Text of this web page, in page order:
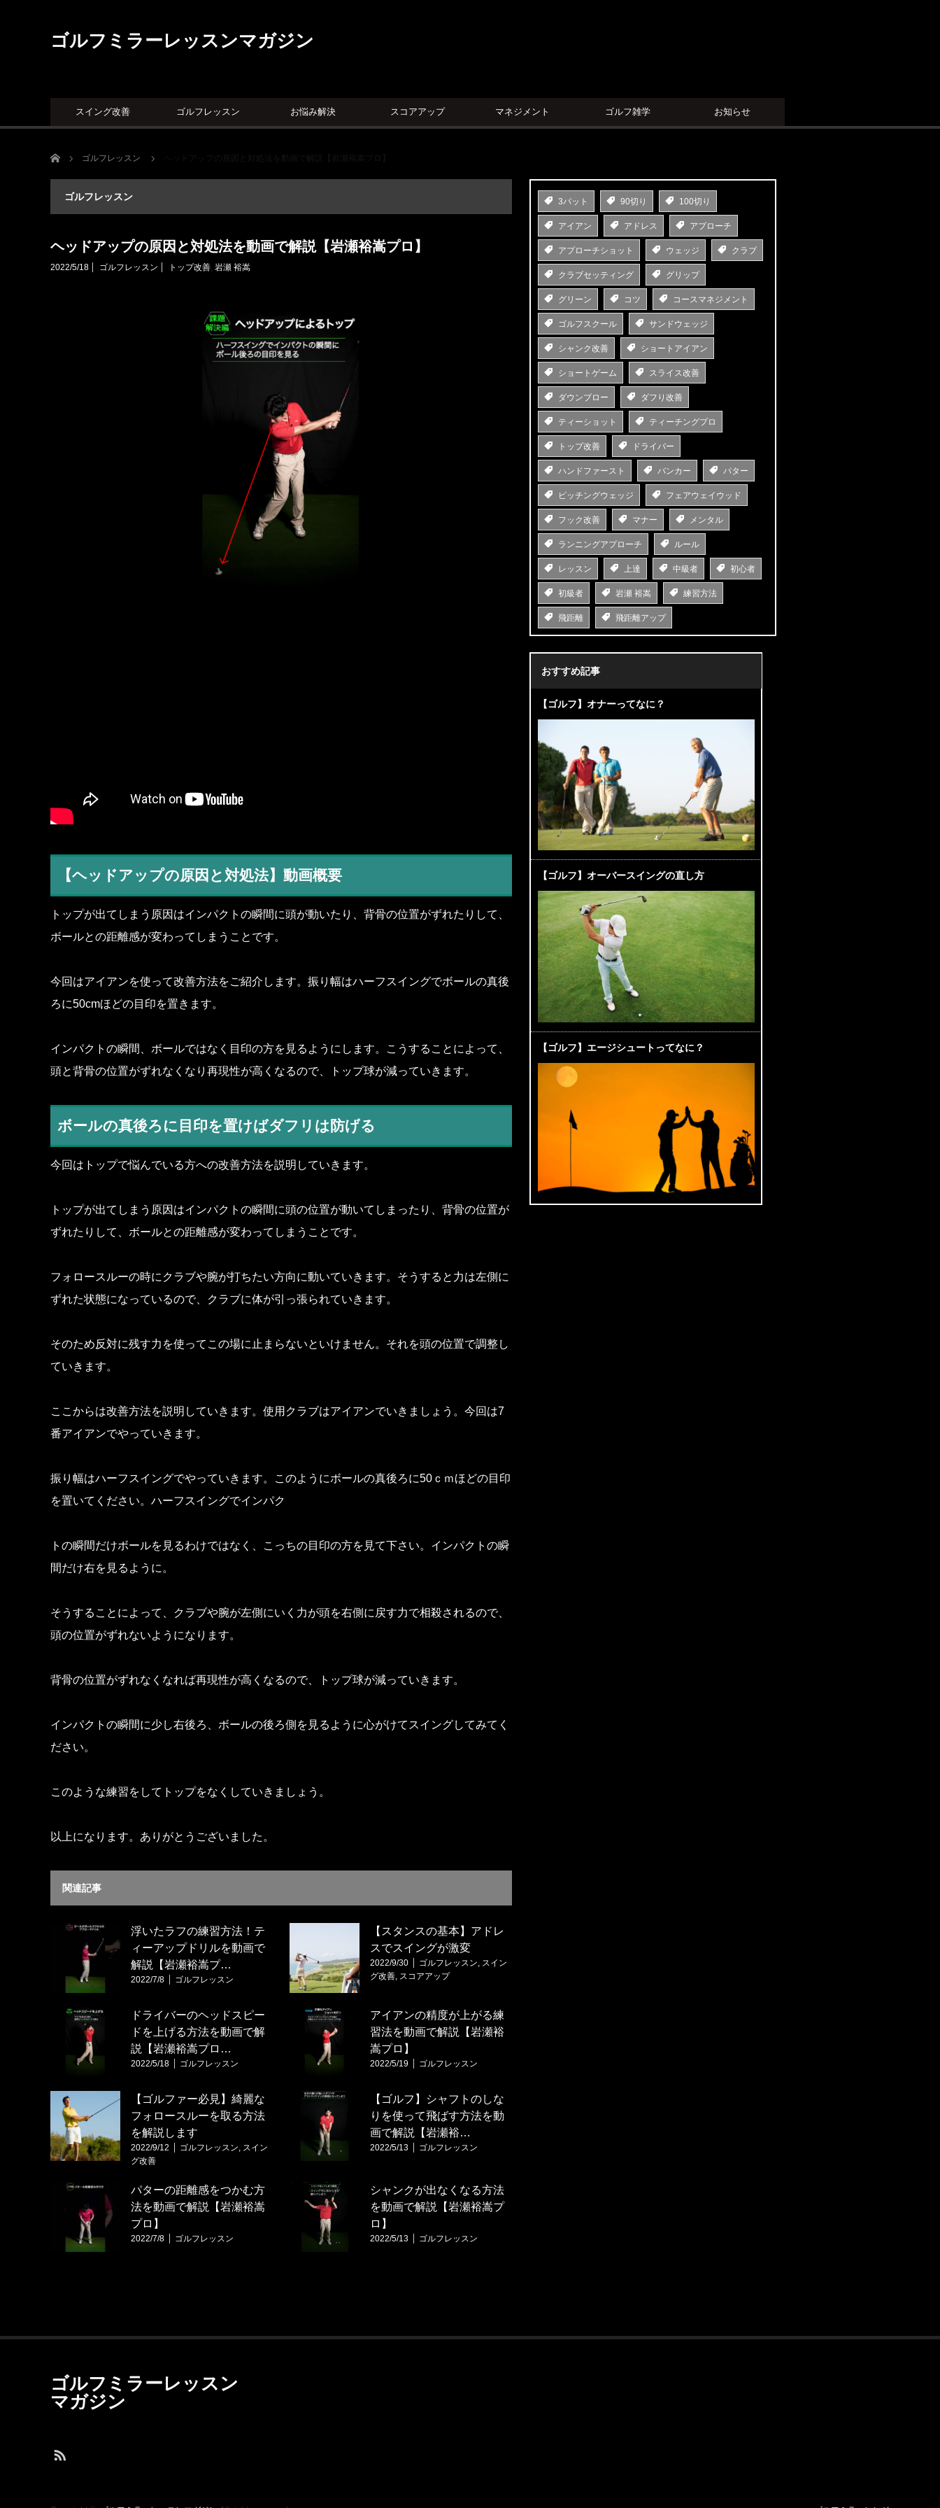
ゴルフミラーレッスンマガジン
スイング改善 ゴルフレッスン お悩み解決 スコアアップ マネジメント ゴルフ雑学 お知らせ
ホーム ゴルフレッスン ヘッドアップの原因と対処法を動画で解説【岩瀬裕嵩プロ】
ゴルフレッスン
ヘッドアップの原因と対処法を動画で解説【岩瀬裕嵩プロ】
2022/5/18 ゴルフレッスン トップ改善, 岩瀬 裕嵩
【ヘッドアップの原因と対処法】動画概要
トップが出てしまう原因はインパクトの瞬間に頭が動いたり、背骨の位置がずれたりして、
ボールとの距離感が変わってしまうことです。
今回はアイアンを使って改善方法をご紹介します。振り幅はハーフスイングでボールの真後
ろに50cmほどの目印を置きます。
インパクトの瞬間、ボールではなく目印の方を見るようにします。こうすることによって、
頭と背骨の位置がずれなくなり再現性が高くなるので、トップ球が減っていきます。
ボールの真後ろに目印を置けばダフリは防げる
今回はトップで悩んでいる方への改善方法を説明していきます。
トップが出てしまう原因はインパクトの瞬間に頭の位置が動いてしまったり、背骨の位置が
ずれたりして、ボールとの距離感が変わってしまうことです。
フォロースルーの時にクラブや腕が打ちたい方向に動いていきます。そうすると力は左側に
ずれた状態になっているので、クラブに体が引っ張られていきます。
そのため反対に残す力を使ってこの場に止まらないといけません。それを頭の位置で調整し
ていきます。
ここからは改善方法を説明していきます。使用クラブはアイアンでいきましょう。今回は7
番アイアンでやっていきます。
振り幅はハーフスイングでやっていきます。このようにボールの真後ろに50ｃｍほどの目印
を置いてください。ハーフスイングでインパク
トの瞬間だけボールを見るわけではなく、こっちの目印の方を見て下さい。インパクトの瞬
間だけ右を見るように。
そうすることによって、クラブや腕が左側にいく力が頭を右側に戻す力で相殺されるので、
頭の位置がずれないようになります。
背骨の位置がずれなくなれば再現性が高くなるので、トップ球が減っていきます。
インパクトの瞬間に少し右後ろ、ボールの後ろ側を見るように心がけてスイングしてみてく
ださい。
このような練習をしてトップをなくしていきましょう。
以上になります。ありがとうございました。
関連記事
浮いたラフの練習方法！テ
ィーアップドリルを動画で
解説【岩瀬裕嵩プ…
2022/7/8 ゴルフレッスン
【スタンスの基本】アドレ
スでスイングが激変
2022/9/30 ゴルフレッスン
スイン
グ改善 スコアアップ
ドライバーのヘッドスピー
ドを上げる方法を動画で解
説【岩瀬裕嵩プロ…
2022/5/18 ゴルフレッスン
アイアンの精度が上がる練
習法を動画で解説【岩瀬裕
嵩プロ】
2022/5/19 ゴルフレッスン
【ゴルファー必見】綺麗な
フォロースルーを取る方法
を解説します
2022/9/12 ゴルフレッスン
スイン
グ改善
【ゴルフ】シャフトのしな
りを使って飛ばす方法を動
画で解説【岩瀬裕…
2022/5/13 ゴルフレッスン
パターの距離感をつかむ方
法を動画で解説【岩瀬裕嵩
プロ】
2022/7/8 ゴルフレッスン
シャンクが出なくなる方法
を動画で解説【岩瀬裕嵩プ
ロ】
2022/5/13 ゴルフレッスン
3パット 90切り 100切り
アイアン アドレス アプローチ
アプローチショット ウェッジ クラブ
クラブセッティング グリップ
グリーン コツ コースマネジメント
ゴルフスクール サンドウェッジ
シャンク改善 ショートアイアン
ショートゲーム スライス改善
ダウンブロー ダフり改善
ティーショット ティーチングプロ
トップ改善 ドライバー
ハンドファースト バンカー パター
ピッチングウェッジ フェアウェイウッド
フック改善 マナー メンタル
ランニングアプローチ ルール
レッスン 上達 中級者 初心者
初級者 岩瀬 裕嵩 練習方法
飛距離 飛距離アップ
おすすめ記事
【ゴルフ】オナーってなに？
【ゴルフ】オーバースイングの直し方
【ゴルフ】エージシュートってなに？
ゴルフミラーレッスン
マガジン